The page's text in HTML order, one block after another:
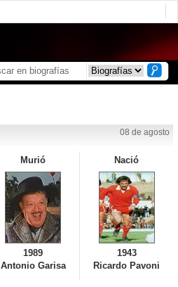
08 de agosto
Murió
1989
Antonio Garisa
Nació
1943
Ricardo Pavoni